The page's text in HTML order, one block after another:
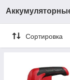
Сортировка